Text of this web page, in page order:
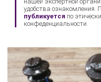
удобства ознакомления.
публикуется по
конфеденциальности.